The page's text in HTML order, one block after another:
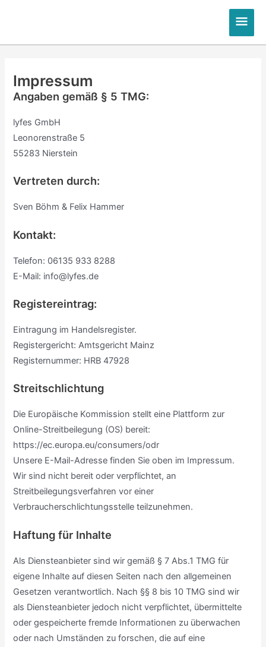
Impressum
Angaben gemäß § 5 TMG:
lyfes GmbH
Leonorenstraße 5
55283 Nierstein
Vertreten durch:
Sven Böhm & Felix Hammer
Kontakt:
Telefon: 06135 933 8288
E-Mail: info@lyfes.de
Registereintrag:
Eintragung im Handelsregister.
Registergericht: Amtsgericht Mainz
Registernummer: HRB 47928
Streitschlichtung
Die Europäische Kommission stellt eine Plattform zur
Online-Streitbeilegung (OS) bereit:
https://ec.europa.eu/consumers/odr
Unsere E-Mail-Adresse finden Sie oben im Impressum.
Wir sind nicht bereit oder verpflichtet, an
Streitbeilegungsverfahren vor einer
Verbraucherschlichtungsstelle teilzunehmen.
Haftung für Inhalte
Als Diensteanbieter sind wir gemäß § 7 Abs.1 TMG für
eigene Inhalte auf diesen Seiten nach den allgemeinen
Gesetzen verantwortlich. Nach §§ 8 bis 10 TMG sind wir
als Diensteanbieter jedoch nicht verpflichtet, übermittelte
oder gespeicherte fremde Informationen zu überwachen
oder nach Umständen zu forschen, die auf eine